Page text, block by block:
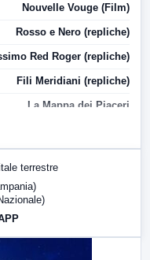
Nouvelle Vouge (Film)
Rosso e Nero (repliche)
Red Roger (repliche)
Fili Meridiani (repliche)
La Mappa dei Piaceri
LabNews (replica)
terrestre